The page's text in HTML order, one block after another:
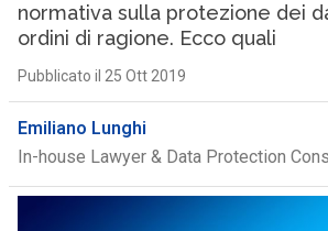
normativa sulla protezione dei
ordini di ragione. Ecco quali
Pubblicato il 25 Ott 2019
Emiliano Lunghi
In-house Lawyer & Data Protection